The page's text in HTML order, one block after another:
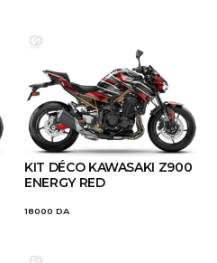
KIT DÉCO KAWASAKI Z900
ENERGY RED
18000 DA